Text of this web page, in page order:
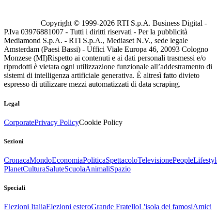
Copyright © 1999-2026 RTI S.p.A. Business Digital -
P.Iva 03976881007 - Tutti i diritti riservati - Per la pubblicità
Mediamond S.p.A. - RTI S.p.A., Mediaset N.V., sede legale
Amsterdam (Paesi Bassi) - Uffici Viale Europa 46, 20093 Cologno
Monzese (MI)Rispetto ai contenuti e ai dati personali trasmessi e/o
riprodotti è vietata ogni utilizzazione funzionale all’addestramento di
sistemi di intelligenza artificiale generativa. È altresì fatto divieto
espresso di utilizzare mezzi automatizzati di data scraping.
Legal
CorporatePrivacy PolicyCookie Policy
Sezioni
CronacaMondoEconomiaPoliticaSpettacoloTelevisionePeople
PlanetCulturaSaluteScuolaAnimaliSpazio
Speciali
Elezioni ItaliaElezioni esteroGrande FratelloL'isola dei famosiAmici